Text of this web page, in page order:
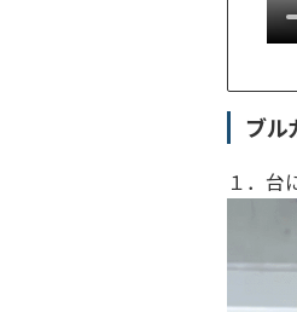
ブル
１．台